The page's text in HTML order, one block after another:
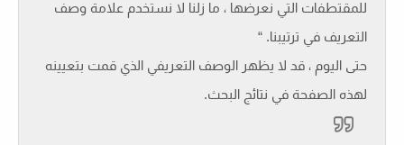
للمقتطفات التي نعرضها ، ما زلنا لا نستخدم علامة وصف
التعريف في ترتيبنا. “
حتى اليوم ، قد لا يظهر الوصف التعريفي الذي قمت بتعيينه
لهذه الصفحة في نتائج البحث.